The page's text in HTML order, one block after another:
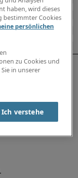
haben, wird dieses
bestimmter Cookies
persönlichen
zu Cookies und
in unserer
Ich verstehe